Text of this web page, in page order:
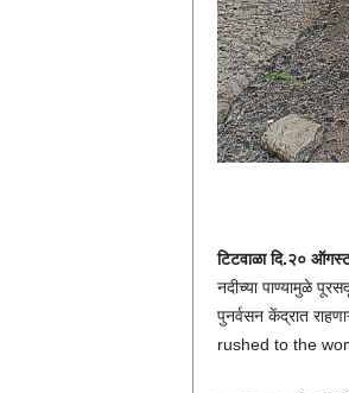
टिटवाळा दि.२०
नदीच्या पाण्यामुळे
पुनर्वसन केंद्रात
rushed to the